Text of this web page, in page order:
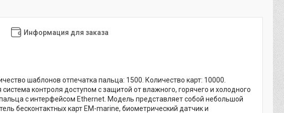
Информация для заказа
шаблонов отпечатка пальца: 1500. Количество карт: 10000.
контроля доступом с защитой от влажного, горячего и холодного
с интерфейсом Ethernet. Модель представляет собой небольшой
бесконтактных карт EM-marine, биометрический датчик и